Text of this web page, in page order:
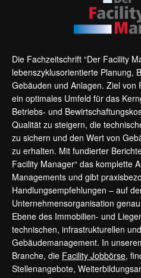
Die Fachzeitschrift “Der Facility
lebenszyklusorientierte Planung,
Gebäuden und Anlagen. Ziel von
ein optimales Umfeld für das
Betriebs- und
Qualität zu steigern, die
zu sichern und den Wert von
zu erhalten. Mit fundierter
Facility Manager“ das komplette
Managements und gibt
Handlungsempfehlungen – auf
Unternehmensorganisation
Ebene des Immobilien- und
technischen, infrastrukturellen
Gebäudemanagement. In
Branche, die Facility Jobbörse,
Stellenangebote,